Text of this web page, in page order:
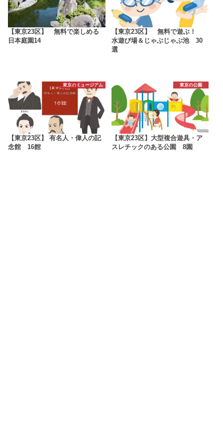
【東京23区】 無料で楽しめる
日本庭園14
【東京23区】 無料で遊ぶ！
水遊び場＆じゃぶじゃぶ池 30
選
東京のミュージアム
【東京23区】 有名人・偉人の記
念館 16館
東京の公園
【東京23区】大型複合遊具・ア
スレチックのある公園 8園